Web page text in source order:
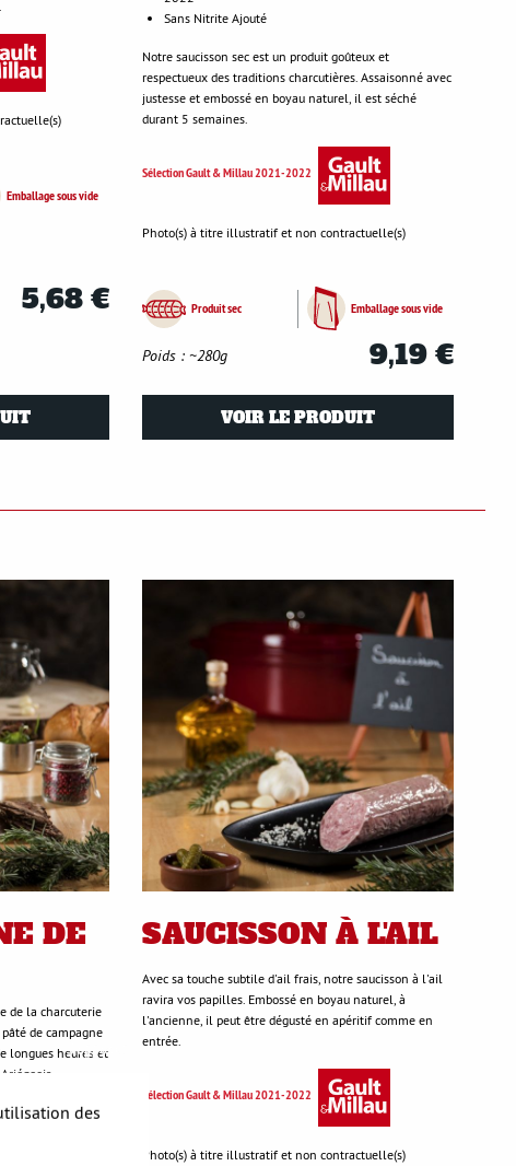
Emballage sous vide
5,68 €
Sans Nitrite Ajouté
Notre saucisson sec est un produit goûteux et
respectueux des traditions charcutières. Assaisonné avec
justesse et embossé en boyau naturel, il est séché
durant 5 semaines.
Sélection Gault & Millau 2021-2022
Photo(s) à titre illustratif et non contractuelle(s)
Produit sec Emballage sous vide
Poids : ~280g 9,19 €
VOIR LE PRODUIT
DE
de la charcuterie
de campagne
longues heures et
SAUCISSON À L'AIL
Avec sa touche subtile d'ail frais, notre saucisson à l'ail
ravira vos papilles. Embossé en boyau naturel, à
l'ancienne, il peut être dégusté en apéritif comme en
entrée.
Sélection Gault & Millau 2021-2022
Photo(s) à titre illustratif et non contractuelle(s)
des
S'opposer